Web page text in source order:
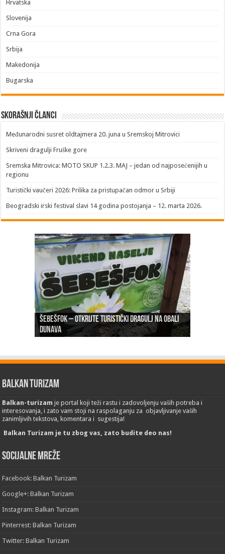
Hrvatska
Slovenija
Crna Gora
Srbija
Makedonija
Bugarska
Skorašnji članci
​Međunarodni susret oldtajmera 20. juna u Sremskoj Mitrovici
Skriveni dragulji Fruške gore
Sremska Mitrovica: MOTO SKUP 1.2.3. MAJ – jedan od najposećenijih u
regionu
Turistički vaučeri 2026: Prilika za pristupačan odmor u Srbiji
Beogradski irski festival slavi 14 godina postojanja – 12. marta 2026.
Šebešfok – Otkrijte turistički dragulj na obali
Dunava
Erdevik: Sremska kulenijada 8. juna
Pomerena kupališna sezona na Gradskoj plaži u
Sremskoj Mitrovici
Novi Sad: Exit festival od 6.do 9. jula
26. Međunarodni sajam turizma „EMITT 2023“
Balkan Turizam
Balkan-turizam je portal koji teži rastu i zadovoljenju vaših potreba i
interesovanja, i zato vam stoji na raspolaganju za objavljivanje vaših
zanimljivih tekstova, komentara i sugestija!
Balkan Turizam je tu zbog vas, zato budite deo nas!
Socijalne mreže
Facebook: Balkan Turizam
Google+: Balkan Turizam
Instagram: Balkan Turizam
Pinterrest: Balkan Turizam
Twitter: Balkan Turizam